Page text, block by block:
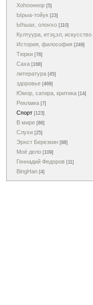
Хоһооннор [5]
Ырыа-тойук [23]
Ыһыах, олоҥхо [110]
Култуура, итэҕэл, искусство
История, философия [249]
Тюрки [76]
Саха [168]
литература [45]
здоровье [469]
Юмор, сатира, критика [14]
Реклама [7]
Спорт [123]
В мире [86]
Слухи [25]
Эрнст Березкин [88]
Моё дело [109]
Геннадий Федоров [11]
BingHan [4]